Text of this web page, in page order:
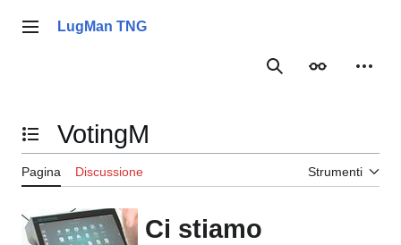
Menu principale
LugMan TNG
RicercaAspetto
Mostra/Nascondi l'indice
VotingM
Pagina Discussione Strumenti
Ci stiamo